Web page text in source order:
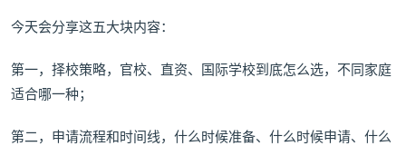
今天会分享这五大块内容：
第一，择校策略，官校、直资、国际学校到底怎么选，不同家庭
适合哪一种；
第二，申请流程和时间线，什么时候准备、什么时候申请、什么